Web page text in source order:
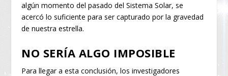
algún momento del pasado del Sistema Solar, se
acercó lo suficiente para ser capturado por la gravedad
de nuestra estrella.
NO SERÍA ALGO IMPOSIBLE
Para llegar a esta conclusión, los investigadores